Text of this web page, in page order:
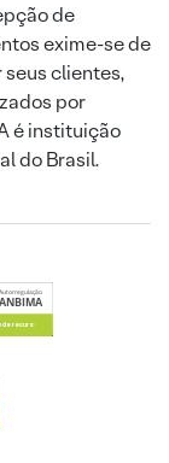
de
exime-se de
clientes,
por
é instituição
do Brasil.